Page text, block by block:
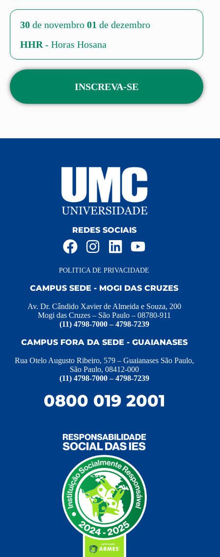
30 de novembro 01 de dezembro
HHR - Horas Hosana
INSCREVA-SE
REDES SOCIAIS
POLITICA DE PRIVACIDADE
CAMPUS SEDE - MOGI DAS CRUZES
Av. Dr. Cândido Xavier de Almeida e Souza, 200
Mogi das Cruzes – São Paulo – 08780-911
(11) 4798-7000 – 4798-7239
CAMPUS FORA DA SEDE - GUAIANASES
Rua Otelo Augusto Ribeiro, 579 – Guaianases São Paulo,
São Paulo, 08412-000
(11) 4798-7000 – 4798-7239
0800 019 2001